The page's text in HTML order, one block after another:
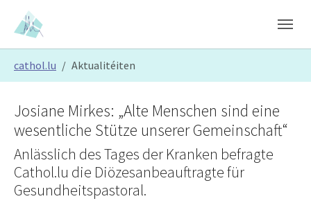
Skip to main content
Skip to page footer
cathol.lu Aktualitéiten
Josiane Mirkes: „Alte Menschen sind eine
wesentliche Stütze unserer Gemeinschaft“
Anlässlich des Tages der Kranken befragte
Cathol.lu die Diözesanbeauftragte für
Gesundheitspastoral.